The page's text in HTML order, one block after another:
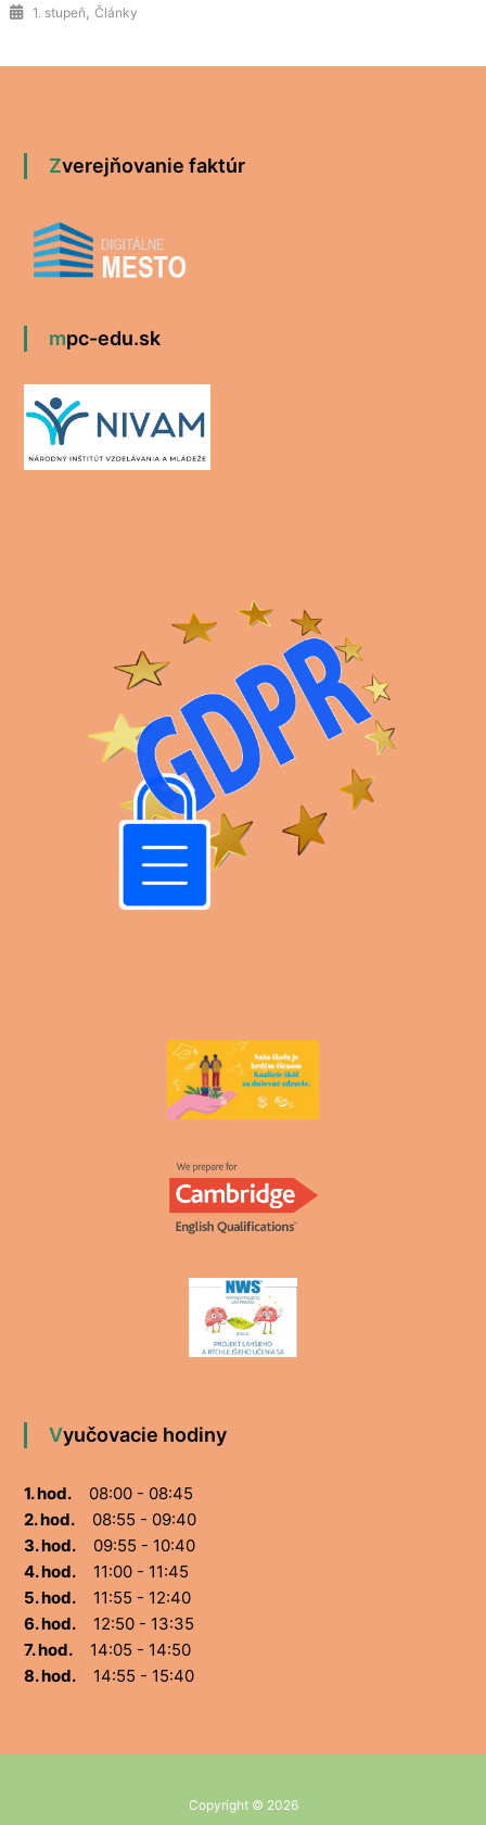
1. stupeň , Články
Zverejňovanie faktúr
mpc-edu.sk
Vyučovacie hodiny
1. hod.08:00 - 08:45
2. hod.08:55 - 09:40
3. hod.09:55 - 10:40
4. hod.11:00 - 11:45
5. hod.11:55 - 12:40
6. hod.12:50 - 13:35
7. hod.14:05 - 14:50
8. hod.14:55 - 15:40
Copyright © 2026